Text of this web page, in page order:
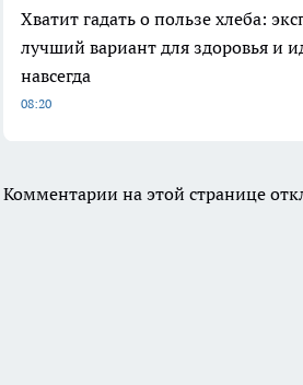
Хватит гадать о пользе хлеба:
лучший вариант для здоровья и
навсегда
08:20
Комментарии на этой странице